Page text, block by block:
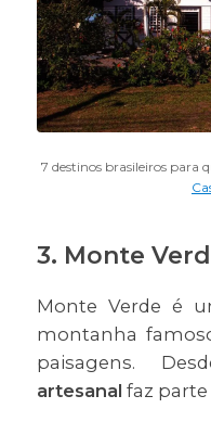
7 destinos brasileiros para
3. Monte
Monte Verde é
montanha
paisagens.
artesanal faz